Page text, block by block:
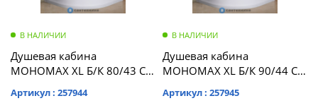
В НАЛИЧИИ
Душевая кабина
МОНОМАХ XL Б/К 80/43 С
(10000012111)
Артикул : 257944
В НАЛИЧИИ
Душевая кабина
МОНОМАХ XL Б/К 90/44 С
(10000012110)
Артикул : 257945